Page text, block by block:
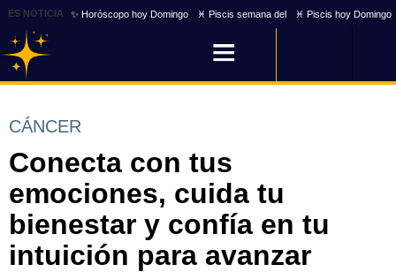
ES NOTICIA ✨ Horóscopo hoy Domingo ♓ Piscis semana del ♓ Piscis hoy Domingo
CÁNCER
Conecta con tus
emociones, cuida tu
bienestar y confía en tu
intuición para avanzar